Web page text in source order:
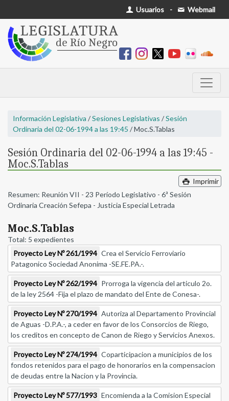
Usuarios - Webmail
Información Legislativa /Sesiones Legislativas /Sesión
Ordinaria del 02-06-1994 a las 19:45 / Moc.S.Tablas
Sesión Ordinaria del 02-06-1994 a las 19:45 -
Moc.S.Tablas
Imprimir
Resumen: Reunión VII - 23 Período Legislativo - 6ª Sesión
Ordinaria Creación Sefepa - Justicia Especial Letrada
Moc.S.Tablas
Total: 5 expedientes
Proyecto Ley Nº 261/1994 Crea el Servicio Ferroviario
Patagonico Sociedad Anonima -SE.FE.PA.-.
Proyecto Ley Nº 262/1994 Prorroga la vigencia del articulo 2o.
de la ley 2564 -Fija el plazo de mandato del Ente de Conesa-.
Proyecto Ley Nº 270/1994 Autoriza al Departamento Provincial
de Aguas -D.P.A.-, a ceder en favor de los Consorcios de Riego,
los creditos en concepto de Canon de Riego y Servicios Anexos.
Proyecto Ley Nº 274/1994 Coparticipacion a municipios de los
fondos retenidos para el pago de honorarios en la compensacion
de deudas entre la Nacion y la Provincia.
Proyecto Ley Nº 577/1993 Encomienda a la Comision Especial